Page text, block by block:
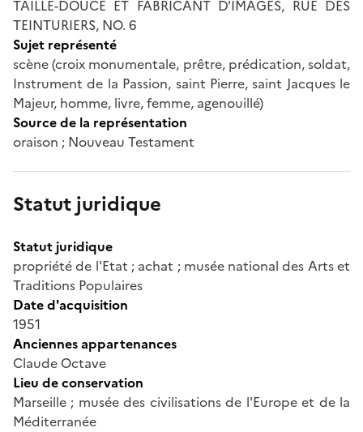
TAILLE-DOUCE ET FABRICANT D'IMAGES, RUE DES
TEINTURIERS, NO. 6
Sujet représenté
scène (croix monumentale, prêtre, prédication, soldat,
Instrument de la Passion, saint Pierre, saint Jacques le
Majeur, homme, livre, femme, agenouillé)
Source de la représentation
oraison ; Nouveau Testament
Statut juridique
Statut juridique
propriété de l'Etat ; achat ; musée national des Arts et
Traditions Populaires
Date d'acquisition
1951
Anciennes appartenances
Claude Octave
Lieu de conservation
Marseille ; musée des civilisations de l'Europe et de la
Méditerranée